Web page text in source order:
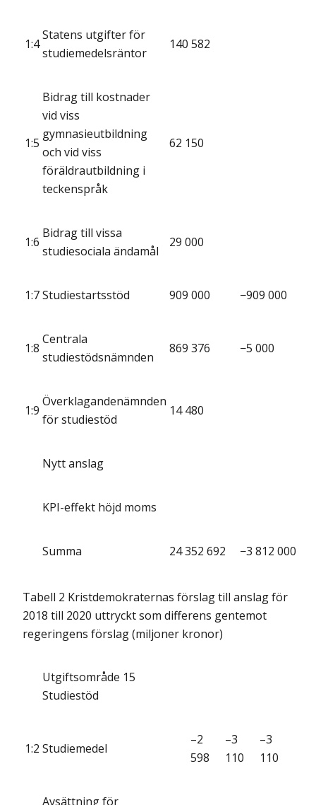
1:4
Statens utgifter för
studiemedelsräntor
140 582
1:5
Bidrag till kostnader
vid viss
gymnasieutbildning
och vid viss
föräldrautbildning i
teckenspråk
62 150
1:6
Bidrag till vissa
studiesociala ändamål
29 000
1:7Studiestartsstöd 909 000 −909 000
1:8
Centrala
studiestödsnämnden
869 376 −5 000
1:9
Överklagandenämnden
för studiestöd
14 480
Nytt anslag
KPI-effekt höjd moms
Summa 24 352 692 −3 812 000
Tabell 2 Kristdemokraternas förslag till anslag för
2018 till 2020 uttryckt som differens gentemot
regeringens förslag (miljoner kronor)
Utgiftsområde 15
Studiestöd
1:2 Studiemedel
–2
598
–3
110
–3
110
Avsättning för